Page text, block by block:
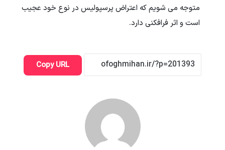
متوجه می شویم که اعتراض پرسپولیس در نوع خود عجیب
است و اثر فرافکنی دارد.
Copy URL